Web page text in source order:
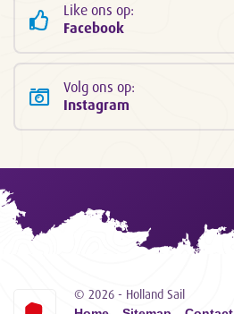
Like ons op:
Facebook
Volg ons op:
Instagram
© 2026 - Holland Sail